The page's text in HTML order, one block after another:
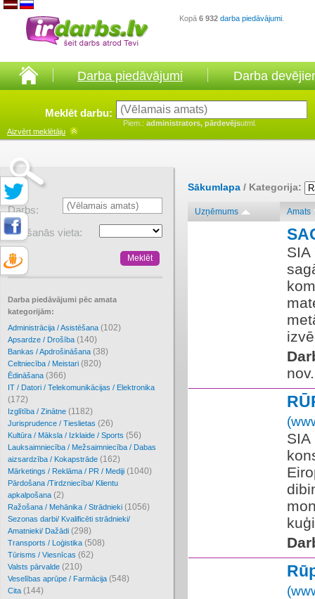
Kopā 6 932 darba piedāvājumi
Darba piedāvājumi Darba
Meklēt darbu:
Piem.: administrators, pārdevējsutml.
Aizvērt meklētāju
Darbs:
Atrašanās vieta:
Darba piedāvājumi pēc amata
kategorijām:
Administrācija / Asistēšana (102)
Apsardze / Drošība (140)
Bankas / Apdrošināšana (38)
Celtniecība / Meistari (820)
Ēdināšana (366)
IT / Datori / Telekomunikācijas / Elektronika
(172)
Izglītība / Zinātne (1182)
Jurisprudence / Tieslietas (26)
Kultūra / Māksla / Izklaide / Sports (56)
Lauksaimniecība / Mežsaimniecība / Dabas
aizsardzība / Kokapstrāde (162)
Mārketings / Reklāma / PR / Mediji (1040)
Pārdošana /Tirdzniecība/ Klientu
apkalpošana (2)
Ražošana / Mehānika / Strādnieki (1056)
Sezonas darbi/ Kvalificēti strādnieki/
Amatnieki/ Dažādi (298)
Transports / Loģistika (508)
Tūrisms / Viesnīcas (62)
Valsts pārvalde (210)
Veselības aprūpe / Farmācija (548)
Cita (144)
Sākumlapa / Kategorija:
Uzņēmums Amats
SIA
nov.